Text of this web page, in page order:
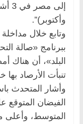
وأكتوبر)”.
وتابع خلال
ببرنامج «صالة
البلد»، أن هناك
تنبأت الأرصاد بها
وأشار المتحدث
الفيضان
المتوسط، وأعلى